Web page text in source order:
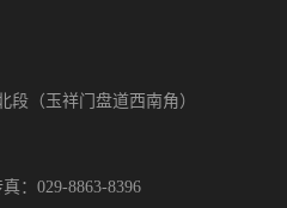
段（玉祥门盘道西南角）
：029-8863-8396